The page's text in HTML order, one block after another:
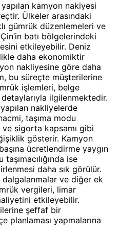
kamyon nakiyesi
Ülkeler arasındaki
gümrük düzenlemeleri ve
batı bölgelerindeki
etkileyebilir. Deniz
daha ekonomiktir
nakliyesine göre daha
bu süreçte müşterilerine
işlemleri, belge
ilgilenmektedir.
nakliyelerde
taşıma modu
sigorta kapsamı gibi
gösterir. Kamyon
ücretlendirme yaygın
ise
daha sık görülür.
dalgalanmalar ve diğer ek
vergileri, limar
etkileyebilir.
şeffaf bir
planlaması yapmalarına